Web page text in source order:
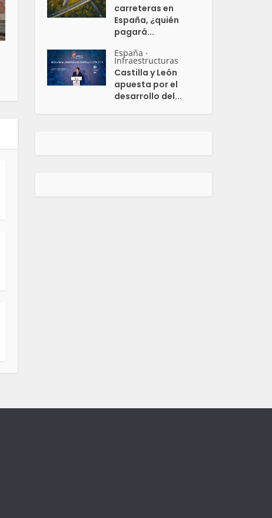
carreteras en
España, ¿quién
pagará...
España •
Infraestructuras
Castilla y León
apuesta por el
desarrollo del...